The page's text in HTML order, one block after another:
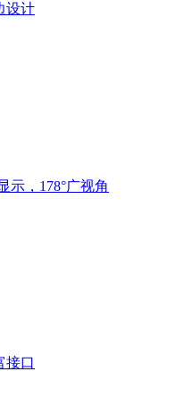
设计
示，178°广视角
接口